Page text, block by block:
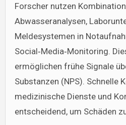
Forscher nutzen
Abwasseranalysen,
Meldesystemen in
Social‑Media‑Monitoring.
ermöglichen frühe Signale
Substanzen (NPS). Schnelle
medizinische Dienste und
entscheidend, um Schäden